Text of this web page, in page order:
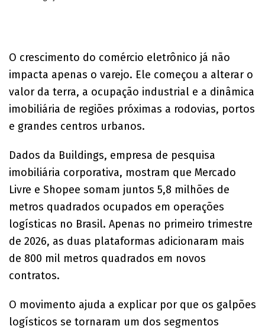
O crescimento do comércio eletrônico já não
impacta apenas o varejo. Ele começou a alterar o
valor da terra, a ocupação industrial e a dinâmica
imobiliária de regiões próximas a rodovias, portos
e grandes centros urbanos.
Dados da Buildings, empresa de pesquisa
imobiliária corporativa, mostram que Mercado
Livre e Shopee somam juntos 5,8 milhões de
metros quadrados ocupados em operações
logísticas no Brasil. Apenas no primeiro trimestre
de 2026, as duas plataformas adicionaram mais
de 800 mil metros quadrados em novos
contratos.
O movimento ajuda a explicar por que os galpões
logísticos se tornaram um dos segmentos